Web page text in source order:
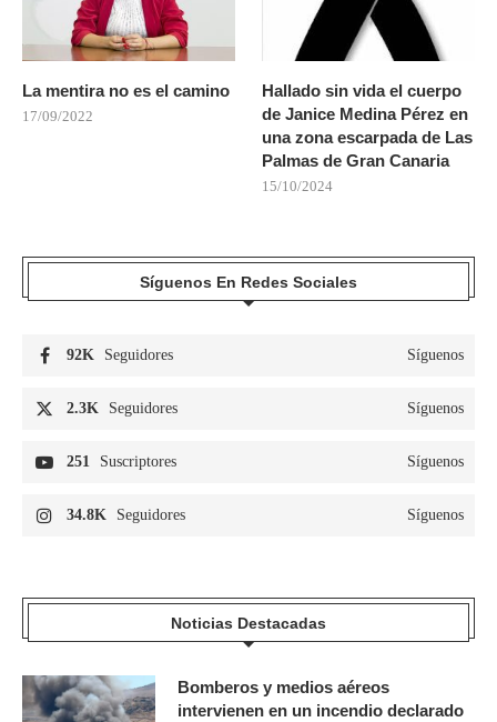
La mentira no es el camino
17/09/2022
Hallado sin vida el cuerpo
de Janice Medina Pérez en
una zona escarpada de Las
Palmas de Gran Canaria
15/10/2024
Síguenos En Redes Sociales
92K Seguidores Síguenos
2.3K Seguidores Síguenos
251 Suscriptores Síguenos
34.8K Seguidores Síguenos
Noticias Destacadas
Bomberos y medios aéreos
intervienen en un incendio declarado